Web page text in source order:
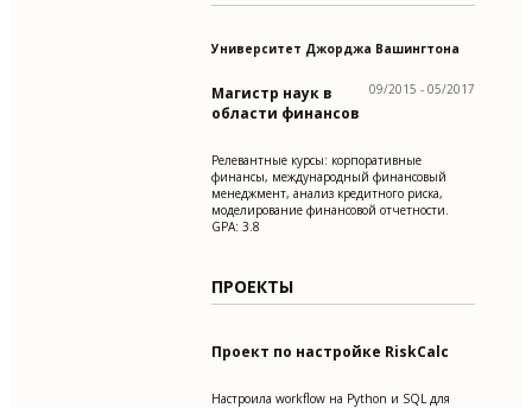
Университет Джорджа Вашингтона
Магистр наук в
области финансов
09/2015 - 05/2017
Релевантные курсы: корпоративные
финансы, международный финансовый
менеджмент, анализ кредитного риска,
моделирование финансовой отчетности.
GPA: 3.8
ПРОЕКТЫ
Проект по настройке RiskCalc
Настроила workflow на Python и SQL для